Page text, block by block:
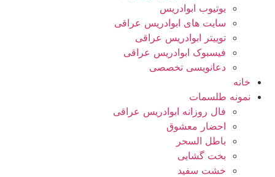
یوتیوب ابوادریس
سایت های ابوادریس عراقی
توییتر ابوادریس عراقی
فیسبوک ابوادریس عراقی
دعانویسی تخصصی
خانه
نمونه طلسمات
فال روزانه ابوادریس عراقی
احضار معشوق
باطل السحر
بخت گشایی
خشت سفید